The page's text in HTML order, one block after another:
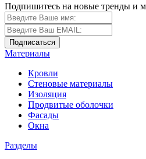
Подпишитесь на новые тренды и
Материалы
Кровли
Стеновые материалы
Изоляция
Продвитые оболочки
Фасады
Окна
Разделы